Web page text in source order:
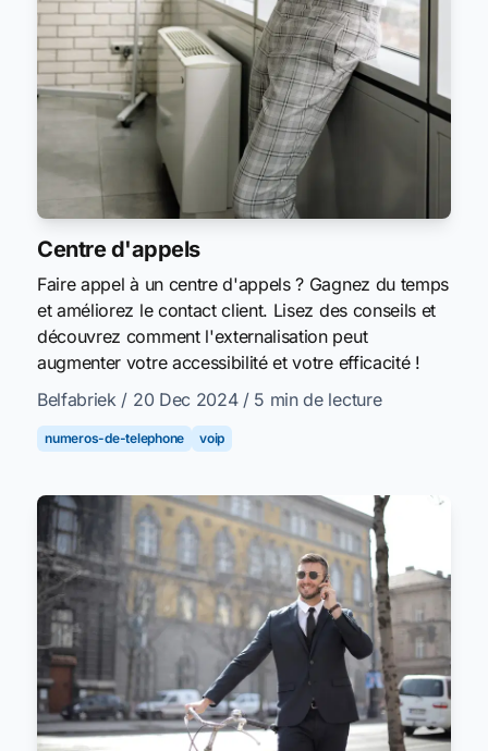
Centre d'appels
Faire appel à un centre d'appels ? Gagnez du temps
et améliorez le contact client. Lisez des conseils et
découvrez comment l'externalisation peut
augmenter votre accessibilité et votre efficacité !
Belfabriek / 20 Dec 2024 / 5 min de lecture
numeros-de-telephone voip